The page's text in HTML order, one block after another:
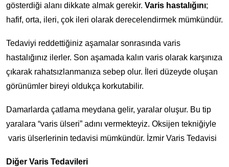
gösterdiği alanı dikkate almak gerekir. Varis hastalığını;
hafif, orta, ileri, çok ileri olarak derecelendirmek mümkündür.
Tedaviyi reddettiğiniz aşamalar sonrasında varis
hastalığınız ilerler. Son aşamada kalın varis olarak karşınıza
çıkarak rahatsızlanmanıza sebep olur. İleri düzeyde oluşan
görünümler bireyi oldukça korkutabilir.
Damarlarda çatlama meydana gelir, yaralar oluşur. Bu tip
yaralara “varis ülseri” adını vermekteyiz. Oksijen tekniğiyle
varis ülserlerinin tedavisi mümkündür. İzmir Varis Tedavisi
Diğer Varis Tedavileri